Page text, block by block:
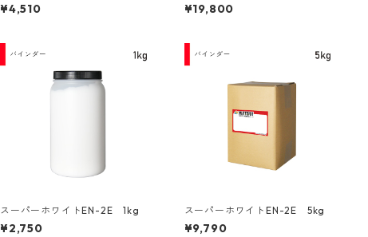
¥4,510 ¥19,800
スーパーホワイトEN-2E 1kg
¥2,750
スーパーホワイトEN-2E 5kg
¥9,790